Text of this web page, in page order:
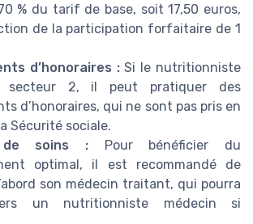
% du tarif de base, soit 17,50 euros,
de la participation forfaitaire de 1
d’honoraires :Si le nutritionniste
secteur 2, il peut pratiquer des
d’honoraires, qui ne sont pas pris en
Sécurité sociale.
de soins : Pour bénéficier du
optimal, il est recommandé de
son médecin traitant, qui pourra
un nutritionniste médecin si